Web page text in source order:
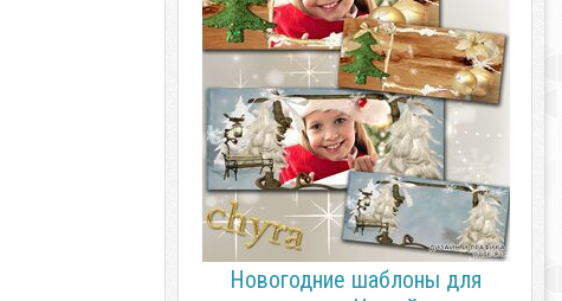
Новогодние шаблоны для